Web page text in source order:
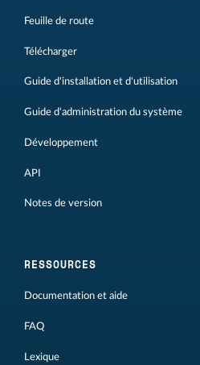
Feuille de route
Télécharger
Guide d'installation et d'utilisation
Guide d'administration du système
Développement
API
Notes de version
RESSOURCES
Documentation et aide
FAQ
Lexique